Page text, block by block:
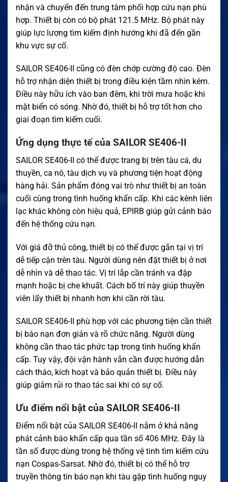
nhận và chuyển đến trung tâm phối hợp cứu nạn phù
hợp. Thiết bị còn có bộ phát 121.5 MHz. Bộ phát này
giúp lực lượng tìm kiếm định hướng khi đã đến gần
khu vực sự cố.
SAILOR SE406-II cũng có đèn chớp cường độ cao. Đèn
hỗ trợ nhận diện thiết bị trong điều kiện tầm nhìn kém.
Điều này hữu ích vào ban đêm, khi trời mưa hoặc khi
mặt biển có sóng. Nhờ đó, thiết bị hỗ trợ tốt hơn cho
giai đoạn tìm kiếm cuối.
Ứng dụng thực tế của SAILOR SE406-II
SAILOR SE406-II có thể được trang bị trên tàu cá, du
thuyền, ca nô, tàu dịch vụ và phương tiện hoạt động
hàng hải. Sản phẩm đóng vai trò như thiết bị an toàn
cuối cùng trong tình huống khẩn cấp. Khi các kênh liên
lạc khác không còn hiệu quả, EPIRB giúp gửi cảnh báo
đến hệ thống cứu nạn.
Với giá đỡ thủ công, thiết bị có thể được gắn tại vị trí
dễ tiếp cận trên tàu. Người dùng nên đặt thiết bị ở nơi
dễ nhìn và dễ thao tác. Vị trí lắp cần tránh va đập
mạnh hoặc bị che khuất. Cách bố trí này giúp thuyền
viên lấy thiết bị nhanh hơn khi cần rời tàu.
SAILOR SE406-II phù hợp với các phương tiện cần thiết
bị báo nạn đơn giản và rõ chức năng. Người dùng
không cần thao tác phức tạp trong tình huống khẩn
cấp. Tuy vậy, đội vận hành vẫn cần được hướng dẫn
cách tháo, kích hoạt và bảo quản thiết bị. Điều này
giúp giảm rủi ro thao tác sai khi có sự cố.
Ưu điểm nổi bật của SAILOR SE406-II
Điểm nổi bật của SAILOR SE406-II nằm ở khả năng
phát cảnh báo khẩn cấp qua tần số 406 MHz. Đây là
tần số được dùng trong hệ thống vệ tinh tìm kiếm cứu
nạn Cospas-Sarsat. Nhờ đó, thiết bị có thể hỗ trợ
truyền thông tin báo nạn khi tàu gặp tình huống nguy